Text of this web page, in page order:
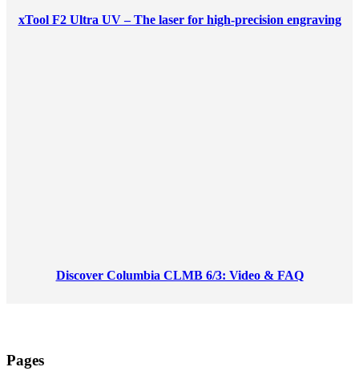
xTool F2 Ultra UV – The laser for high-precision engraving
Discover Columbia CLMB 6/3: Video & FAQ
Pages